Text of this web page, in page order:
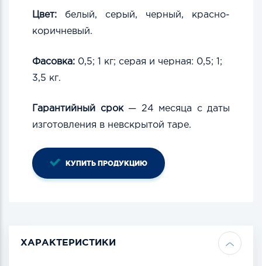
Цвет: белый, серый, черный, красно-
коричневый.
Фасовка: 0,5; 1 кг; серая и черная: 0,5; 1;
3,5 кг.
Гарантийный срок— 24 месяца с даты
изготовления в невcкрытой таре.
КУПИТЬ ПРОДУКЦИЮ
ХАРАКТЕРИСТИКИ